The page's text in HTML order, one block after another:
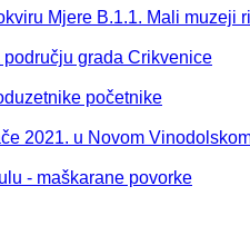
Mjere B.1.1. Mali muzeji
grada Crikvenice
početnike
2021. u Novom
- maškarane povorke